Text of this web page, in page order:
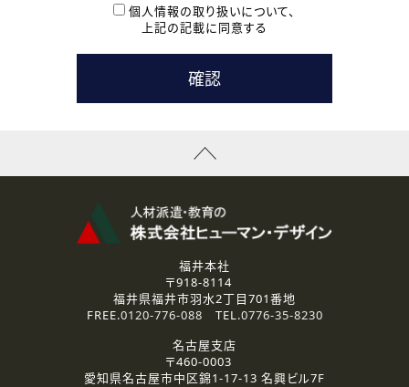
本登録に関するご連絡および本登録時の参考情報として利
たします。
( 3 ) スタッフ派遣を検討されている企業の皆様
お問い合わせの内容に回答するために利用いたします。
なお、ご連絡手段は、電話・Ｅメールのいずれかの方法とい
資料送付、受講相談に関するご連絡のために利用いたしま
その他、お問い合わせの内容に回答するために利用いたし
なお、ご連絡手段は、電話・Ｅメールのいずれかの方法とい
2.個人情報の第三者提供
ご提供いただいた個人情報は、法令等の規定に従う場合を除き、
3.個人情報の取り扱いの委託
弊社の定める個人情報保護の評価基準を満たした委託先に、個
個人情報の取り扱いについて、
上記の記載に同意する
福井本社
〒918-8114
福井県福井市羽水2丁目701番地
FREE.0120-776-088 TEL.0776-35-8230
名古屋支店
〒460-0003
愛知県名古屋市中区錦1-17-13 名興ビル7F